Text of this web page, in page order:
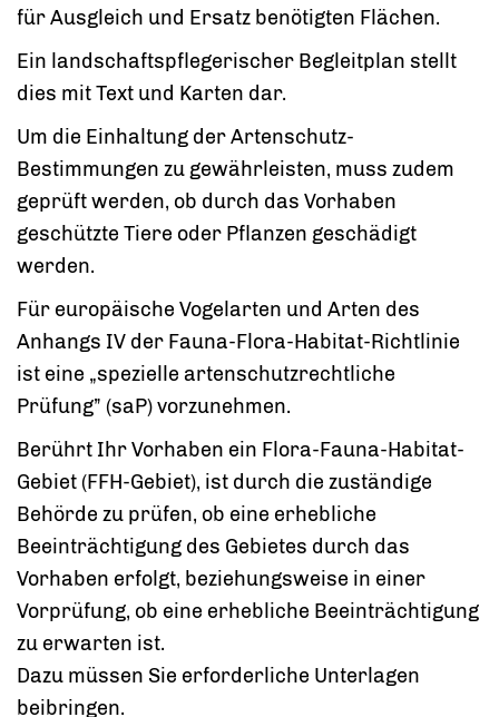
für Ausgleich und Ersatz benötigten Flächen.
Ein landschaftspflegerischer Begleitplan stellt
dies mit Text und Karten dar.
Um die Einhaltung der Artenschutz-
Bestimmungen zu gewährleisten, muss zudem
geprüft werden, ob durch das Vorhaben
geschützte Tiere oder Pflanzen geschädigt
werden.
Für europäische Vogelarten und Arten des
Anhangs IV der Fauna-Flora-Habitat-Richtlinie
ist eine „spezielle artenschutzrechtliche
Prüfung” (saP) vorzunehmen.
Berührt Ihr Vorhaben ein Flora-Fauna-Habitat-
Gebiet (FFH-Gebiet), ist durch die zuständige
Behörde zu prüfen, ob eine erhebliche
Beeinträchtigung des Gebietes durch das
Vorhaben erfolgt, beziehungsweise in einer
Vorprüfung, ob eine erhebliche Beeinträchtigung
zu erwarten ist.
Dazu müssen Sie erforderliche Unterlagen
beibringen.